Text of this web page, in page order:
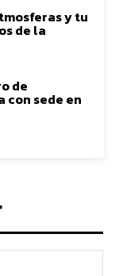
y tu
de la
de
con sede en